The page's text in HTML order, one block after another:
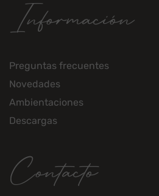
Información
Preguntas frecuentes
Novedades
Ambientaciones
Descargas
Contacto